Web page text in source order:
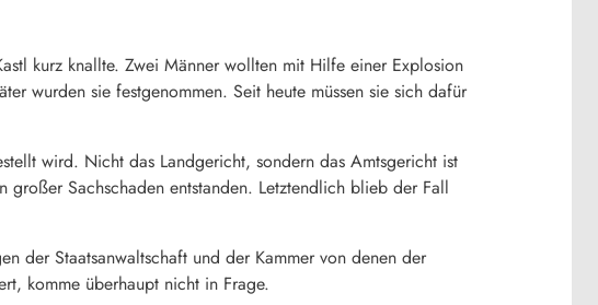
kurz knallte. Zwei Männer wollten mit Hilfe einer Explosion
wurden sie festgenommen. Seit heute müssen sie sich dafür
wird. Nicht das Landgericht, sondern das Amtsgericht ist
Sachschaden entstanden. Letztendlich blieb der Fall
der Staatsanwaltschaft und der Kammer von denen der
komme überhaupt nicht in Frage.